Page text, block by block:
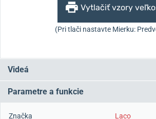
Vytlačiť vzory
(Pri tlači nastavte Mierku:
Videá
Parametre a funkcie
Značka Laco